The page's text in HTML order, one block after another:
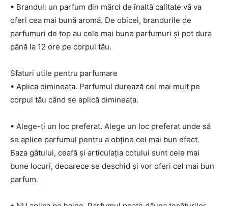
• Brandul: un parfum din mărci de înaltă calitate vă va
oferi cea mai bună aromă. De obicei, brandurile de
parfumuri de top au cele mai bune parfumuri și pot dura
până la 12 ore pe corpul tău.
Sfaturi utile pentru parfumare
• Aplica dimineața. Parfumul durează cel mai mult pe
corpul tău când se aplică dimineața.
• Alege-ți un loc preferat. Alege un loc preferat unde să
se aplice parfumul pentru a obține cel mai bun efect.
Baza gâtului, ceafă și articulația cotului sunt cele mai
bune locuri, deoarece se deschid și vor oferi cel mai bun
parfum.